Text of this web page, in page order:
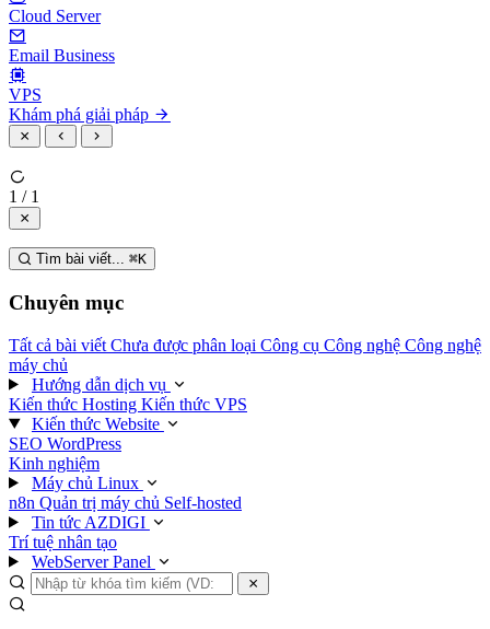
Cloud Server
Email Business
VPS
Khám phá giải pháp
1 / 1
Tìm bài viết... ⌘K
Chuyên mục
Tất cả bài viết Chưa được phân loại Công cụ Công nghệ Công nghệ
máy chủ
Hướng dẫn dịch vụ
Kiến thức Hosting Kiến thức VPS
Kiến thức Website
SEO WordPress
Kinh nghiệm
Máy chủ Linux
n8n Quản trị máy chủ Self-hosted
Tin tức AZDIGI
Trí tuệ nhân tạo
WebServer Panel